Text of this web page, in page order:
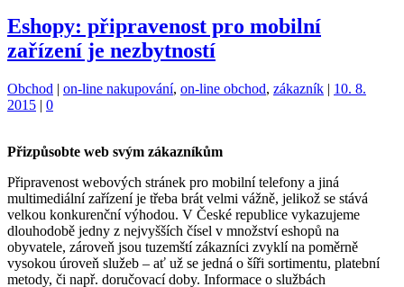
Eshopy: připravenost pro mobilní
zařízení je nezbytností
Kategorie:
Obchod | Štítky:
on-line nakupování, on-line obchod, zákazník | 10. 8.
2015 | 0
Přizpůsobte web svým zákazníkům
Připravenost webových stránek pro mobilní telefony a jiná
multimediální zařízení je třeba brát velmi vážně, jelikož se stává
velkou konkurenční výhodou. V České republice vykazujeme
dlouhodobě jedny z nejvyšších čísel v množství eshopů na
obyvatele, zároveň jsou tuzemští zákazníci zvyklí na poměrně
vysokou úroveň služeb – ať už se jedná o šíři sortimentu, platební
metody, či např. doručovací doby. Informace o službách